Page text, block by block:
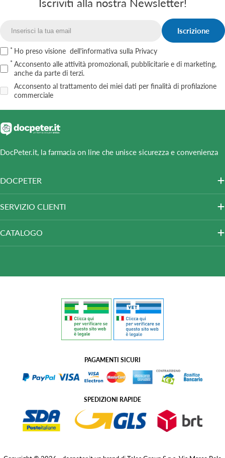
Iscriviti alla nostra Newsletter!
Iscrizione
Ho preso visione dell'informativa sulla Privacy
Acconsento alle attività promozionali, pubblicitarie e di marketing,
anche da parte di terzi.
Acconsento al trattamento dei miei dati per finalità di profilazione
commerciale
DocPeter.it, la farmacia on line che unisce sicurezza e convenienza
DOCPETER
SERVIZIO CLIENTI
CATALOGO
PAGAMENTI SICURI
SPEDIZIONI RAPIDE